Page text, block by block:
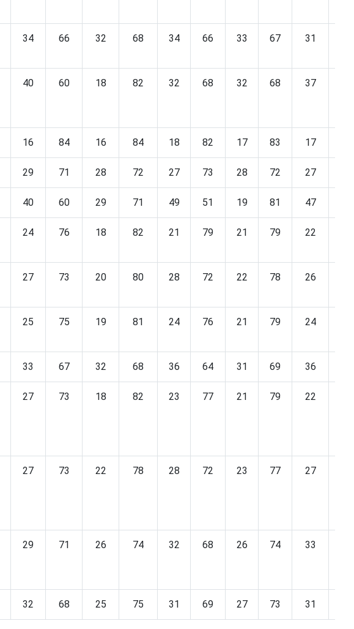
34 66 32 68 34 66 33 67 31
40 60 18 82 32 68 32 68 37
16 84 16 84 18 82 17 83 17
29 71 28 72 27 73 28 72 27
40 60 29 71 49 51 19 81 47
24 76 18 82 21 79 21 79 22
27 73 20 80 28 72 22 78 26
25 75 19 81 24 76 21 79 24
33 67 32 68 36 64 31 69 36
27 73 18 82 23 77 21 79 22
27 73 22 78 28 72 23 77 27
29 71 26 74 32 68 26 74 33
32 68 25 75 31 69 27 73 31